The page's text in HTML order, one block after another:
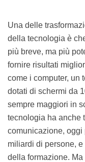
Una delle
sviluppo della
più piccolo o più
ha contribuito a
efficienti e piccoli
come una stanza,
o TV con
sempre più piatti.
le modalità di